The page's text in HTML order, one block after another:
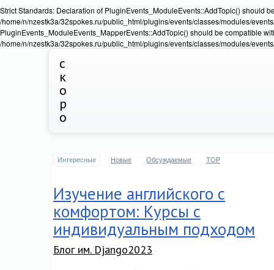
Strict Standards: Declaration of PluginEvents_ModuleEvents::AddTopic() should
/home/n/nzestk3a/32spokes.ru/public_html/plugins/events/classes/modules/
PluginEvents_ModuleEvents_MapperEvents::AddTopic() should be compatible
/home/n/nzestk3a/32spokes.ru/public_html/plugins/events/classes/modules/
с
к
о
р
о
Интересные Новые Обсуждаемые TOP
Изучение английского с
комфортом: Курсы с
индивидуальным подходом
Блог им. Django2023